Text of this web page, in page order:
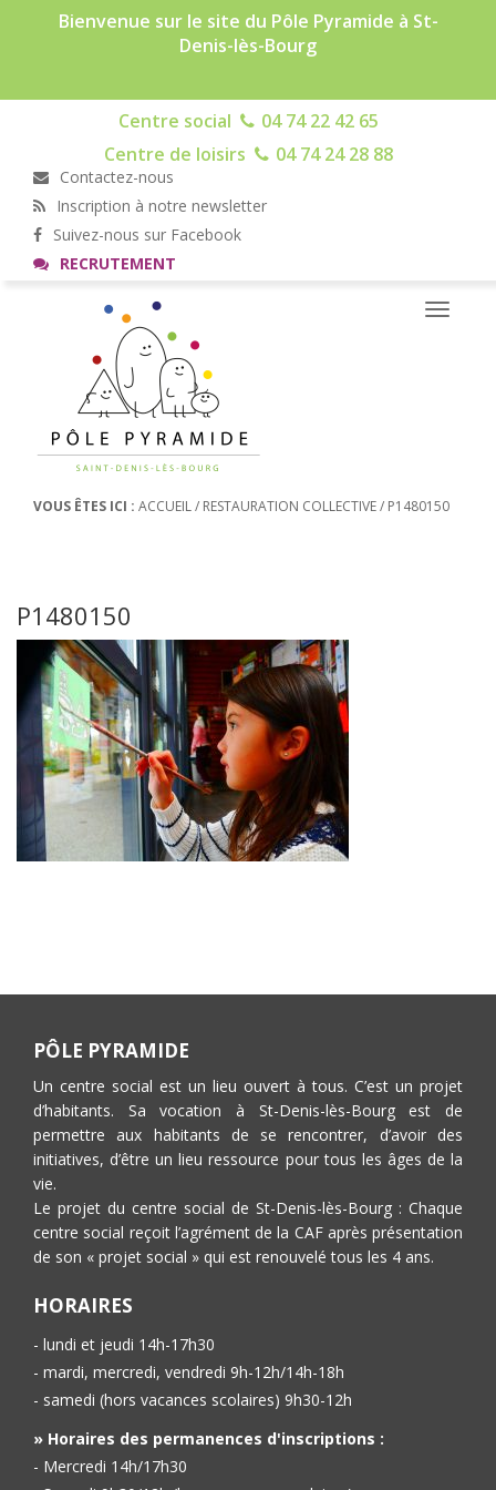
Bienvenue sur le site du Pôle Pyramide à St-
Denis-lès-Bourg
Centre social
04 74 22 42 65
Centre de loisirs
04 74 24 28 88
Contactez-nous
Inscription à notre newsletter
Suivez-nous sur Facebook
RECRUTEMENT
Toggle
VOUS ÊTES ICI : ACCUEIL/ RESTAURATION COLLECTIVE/ P1480150
P1480150
PÔLE PYRAMIDE
Un centre social est un lieu ouvert à tous. C’est un projet
d’habitants. Sa vocation à St-Denis-lès-Bourg est de
permettre aux habitants de se rencontrer, d’avoir des
initiatives, d’être un lieu ressource pour tous les âges de la
vie.
Le projet du centre social de St-Denis-lès-Bourg : Chaque
centre social reçoit l’agrément de la CAF après présentation
de son « projet social » qui est renouvelé tous les 4 ans.
HORAIRES
- lundi et jeudi 14h-17h30
- mardi, mercredi, vendredi 9h-12h/14h-18h
- samedi (hors vacances scolaires) 9h30-12h
» Horaires des permanences d'inscriptions :
- Mercredi 14h/17h30